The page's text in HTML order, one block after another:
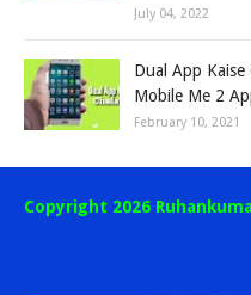
July 04, 2022
Dual App Kaise
Mobile Me 2
February 10, 2021
Copyright 2026